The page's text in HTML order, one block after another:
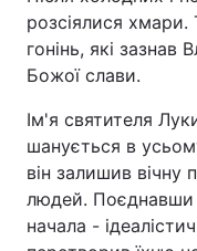
розсіялися хмари.
гонінь, які зазнав
Божої слави.
Ім'я святителя
шанується в
він залишив вічну
людей. Поєднавши
начала -